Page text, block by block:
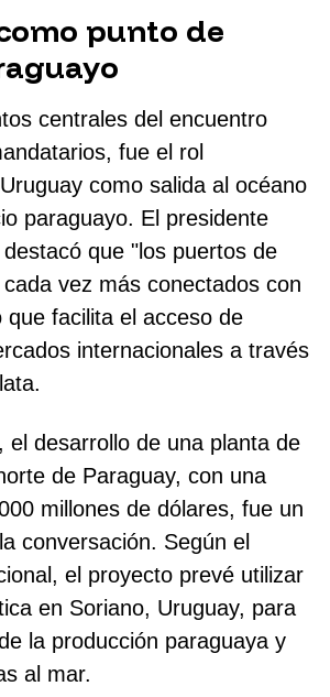
punto de
centrales del encuentro
fue el rol
como salida al océano
paraguayo. El presidente
que "los puertos de
vez más conectados con
facilita el acceso de
internacionales a través
el desarrollo de una planta de
de Paraguay, con una
millones de dólares, fue un
conversación. Según el
el proyecto prevé utilizar
en Soriano, Uruguay, para
la producción paraguaya y
al mar.